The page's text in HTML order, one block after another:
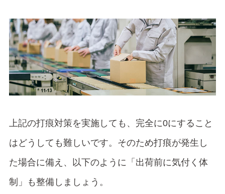
上記の打痕対策を実施しても、完全に0にすること
はどうしても難しいです。そのため打痕が発生し
た場合に備え、以下のように「出荷前に気付く体
制」も整備しましょう。